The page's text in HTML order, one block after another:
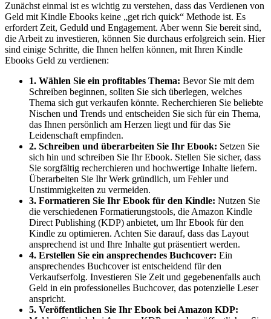
Zunächst einmal⁤ ist es​ wichtig zu verstehen,⁣ dass das Verdienen von
Geld mit Kindle​ Ebooks keine „get rich quick“ Methode ​ist. Es
erfordert Zeit, Geduld⁣ und Engagement. ​Aber‍ wenn⁢ Sie bereit sind,
die Arbeit zu investieren, können Sie ⁣durchaus erfolgreich sein.⁤ Hier
sind einige Schritte, die Ihnen ​helfen können, mit Ihren ⁤Kindle
Ebooks Geld zu verdienen:
1. Wählen ⁢Sie ein profitables Thema: Bevor Sie mit dem⁣
Schreiben beginnen, sollten Sie ⁢sich überlegen, welches
‍Thema sich gut verkaufen könnte.⁢ Recherchieren Sie beliebte
Nischen und Trends⁢ und⁢ entscheiden Sie sich ‌für ein Thema,
⁣das Ihnen persönlich am Herzen liegt und ‌für das Sie
Leidenschaft⁢ empfinden.
2. Schreiben und überarbeiten​ Sie Ihr Ebook: Setzen ‌Sie
sich⁢ hin ‌und schreiben Sie Ihr Ebook. Stellen Sie sicher, dass
Sie sorgfältig recherchieren ⁣und hochwertige Inhalte liefern.
Überarbeiten Sie Ihr Werk ‍gründlich,⁣ um Fehler und
Unstimmigkeiten zu vermeiden.
3. Formatieren Sie‌ Ihr Ebook für den Kindle: Nutzen⁤ Sie
die verschiedenen​ Formatierungstools, die‌ Amazon Kindle
Direct Publishing ⁤(KDP) anbietet, um Ihr Ebook ⁢für den
Kindle ⁤zu​ optimieren. ‍Achten Sie darauf, dass das Layout
ansprechend ist und Ihre Inhalte gut präsentiert⁣ werden.
4. Erstellen Sie ein ansprechendes Buchcover: Ein
ansprechendes Buchcover ist entscheidend‌ für ​den‍
Verkaufserfolg.⁤ Investieren Sie Zeit und gegebenenfalls auch
Geld in ein professionelles Buchcover, das potenzielle Leser
anspricht.
5. Veröffentlichen Sie Ihr Ebook bei Amazon KDP: